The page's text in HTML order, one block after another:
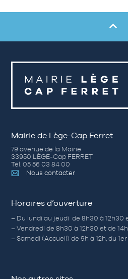
Mairie de Lège-Cap Ferret
79 avenue de la Mairie
33950 LÈGE-Cap FERRET
Tél. 05 56 03 84 00
Nous contacter
Horaires d’ouverture
– Du lundi au jeudi de 8h30 à 12h30
– Vendredi de 8h30 à 12h30 et de
– Samedi (Accueil) de 9h à 12h, du